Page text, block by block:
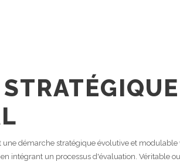
une démarche stratégique évolutive et modulable
intégrant un processus d'évaluation. Véritable